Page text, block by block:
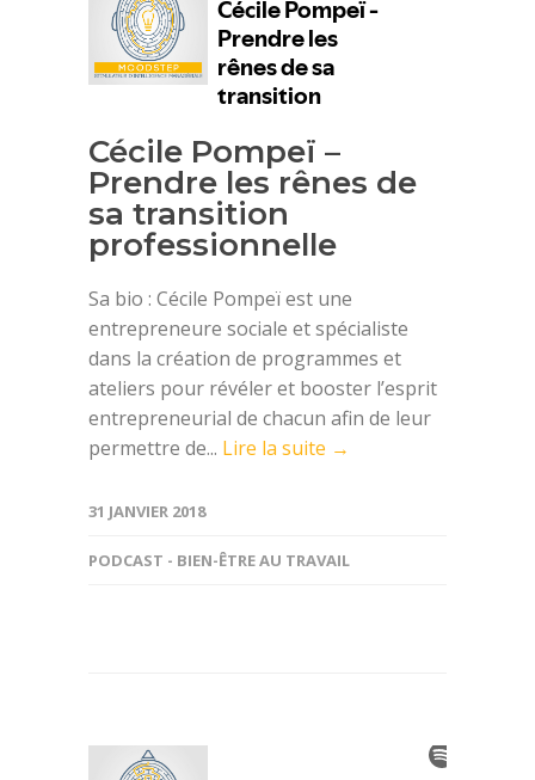
Cécile Pompeï –
Prendre les rênes de
sa transition
professionnelle
Sa bio : Cécile Pompeï est une
entrepreneure sociale et spécialiste
dans la création de programmes et
ateliers pour révéler et booster l’esprit
entrepreneurial de chacun afin de leur
permettre de... Lire la suite →
31 JANVIER 2018
PODCAST - BIEN-ÊTRE AU TRAVAIL